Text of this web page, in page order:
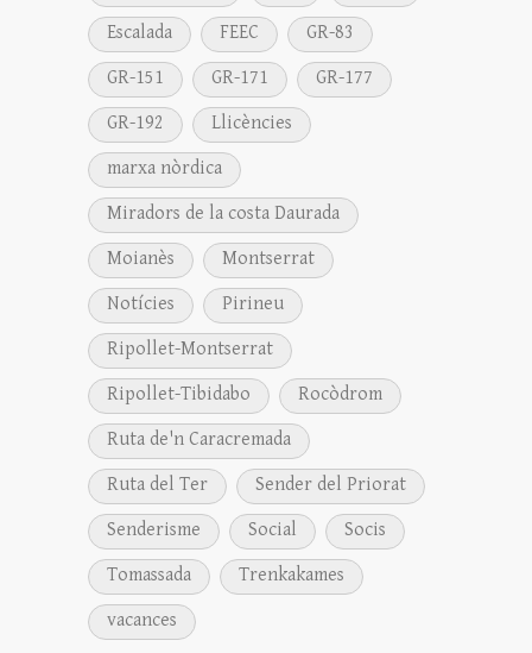
Escalada
FEEC
GR-83
GR-151
GR-171
GR-177
GR-192
Llicències
marxa nòrdica
Miradors de la costa Daurada
Moianès
Montserrat
Notícies
Pirineu
Ripollet-Montserrat
Ripollet-Tibidabo
Rocòdrom
Ruta de'n Caracremada
Ruta del Ter
Sender del Priorat
Senderisme
Social
Socis
Tomassada
Trenkakames
vacances